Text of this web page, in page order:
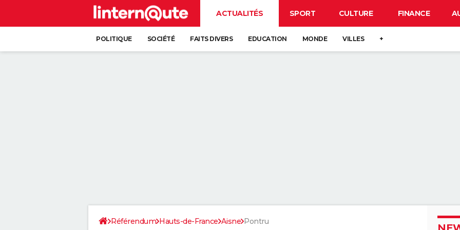
ACTUALITÉS SPORT CULTURE FINANCE
POLITIQUE SOCIÉTÉ FAITS DIVERS EDUCATION MONDE VILLES +
Référendum Hauts-de-France Aisne Pontru